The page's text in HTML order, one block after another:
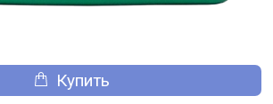
Купить